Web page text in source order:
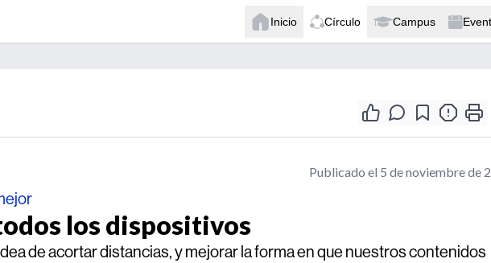
Inicio Círculo Campus
Publicado el 5 de noviembre de
los dispositivos
de acortar distancias, y mejorar la forma en que nuestros contenidos